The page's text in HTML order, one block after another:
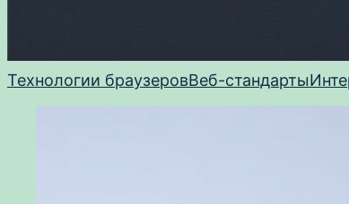
Технологии браузеровВеб-стандарты